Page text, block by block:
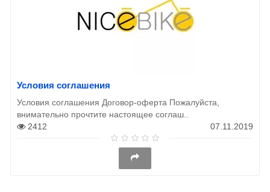
Условия соглашения
Условия соглашения Договор-оферта Пожалуйста,
внимательно прочтите настоящее соглаш..
2412
07.11.2019